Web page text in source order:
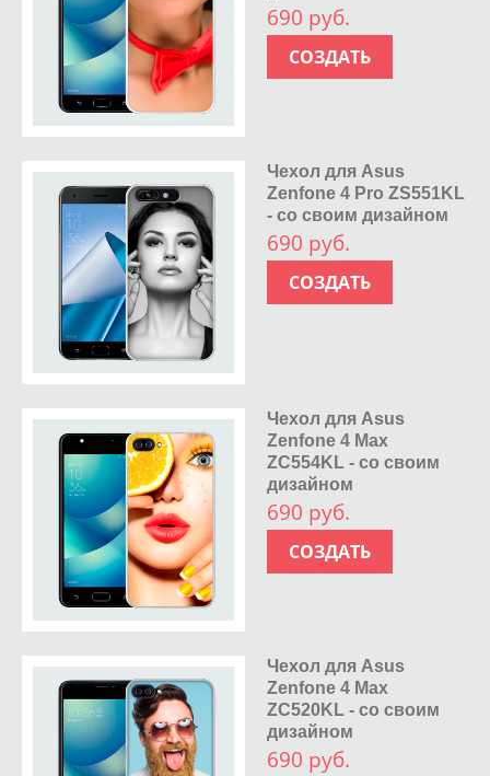
690 руб.
СОЗДАТЬ
Чехол для Asus
Zenfone 4 Pro ZS551KL
- со своим дизайном
690 руб.
СОЗДАТЬ
Чехол для Asus
Zenfone 4 Max
ZC554KL - со своим
дизайном
690 руб.
СОЗДАТЬ
Чехол для Asus
Zenfone 4 Max
ZC520KL - со своим
дизайном
690 руб.